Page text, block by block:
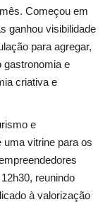
Começou em
ganhou visibilidade
para agregar,
gastronomia e
criativa e
e
vitrine para os
reunindo
à valorização